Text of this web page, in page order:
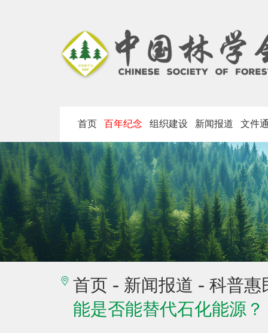
首页 百年纪念 组织建设 新闻报道 文件
首页 - 新闻报道 - 科普惠
能是否能替代石化能源？